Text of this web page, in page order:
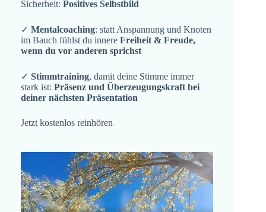
Sicherheit: Positives Selbstbild
✓ Mentalcoaching: statt Anspannung und Knoten
im Bauch fühlst du innere Freiheit & Freude,
wenn du vor anderen sprichst
✓ Stimmtraining, damit deine Stimme immer
stark ist: Präsenz und Überzeugungskraft bei
deiner nächsten Präsentation
Jetzt kostenlos reinhören